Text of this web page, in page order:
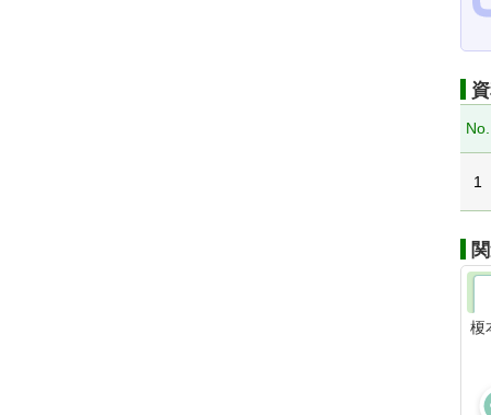
No.
1
榎